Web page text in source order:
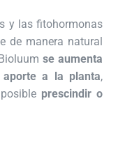
y las fitohormonas
de manera natural
se aumenta
a la planta,
prescindir o